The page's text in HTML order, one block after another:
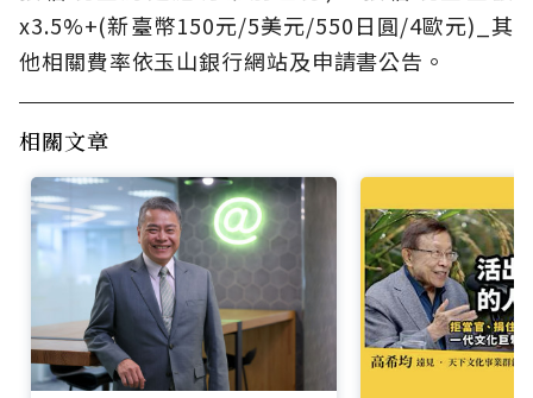
x3.5%+(新臺幣150元/5美元/550日圓/4歐元)_其
他相關費率依玉山銀行網站及申請書公告。
相關文章